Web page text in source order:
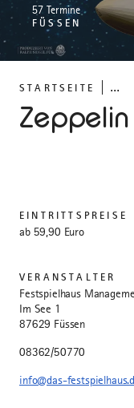
STARTSEITE ...
57 Termine
FÜSSEN
EINTRITTSPREISE
ab 59,90 Euro
VERANSTALTER
Festspielhaus
Im See 1
87629 Füssen
08362/50770
info@das-